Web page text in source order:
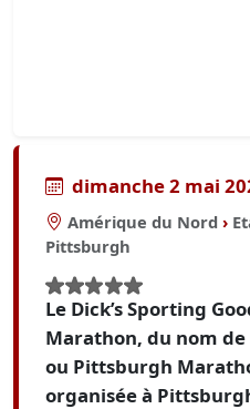
dimanche 2 mai
Amérique du Nord ›
Pittsburgh
Le Dick’s Sporting
Marathon, du nom
ou Pittsburgh
organisée à